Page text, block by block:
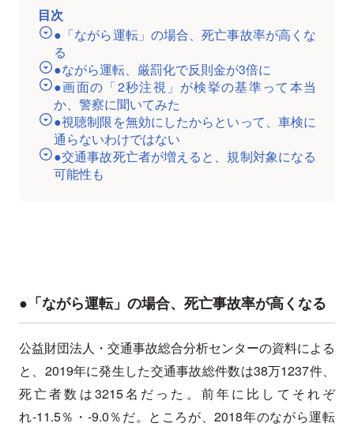
目次
●「ながら運転」の場合、死亡事故率が高くな
る
●ながら運転、厳罰化で反則金が3倍に
●画面の「2秒注視」が検挙の基準って本当
か、警察に聞いてみた
●視聴制限を無効にしたからといって、車検に
通らないわけではない
●交通事故死亡者が増えると、規制対象になる
可能性も
●「ながら運転」の場合、死亡事故率が高くなる
公益財団法人・交通事故総合分析センターの資料による
と、2019年に発生した交通事故総件数は38万1237件、
死亡者数は3215名だった。前年に比してそれぞ
れ-11.5％・-9.0％だ。ところが、2018年のながら運転